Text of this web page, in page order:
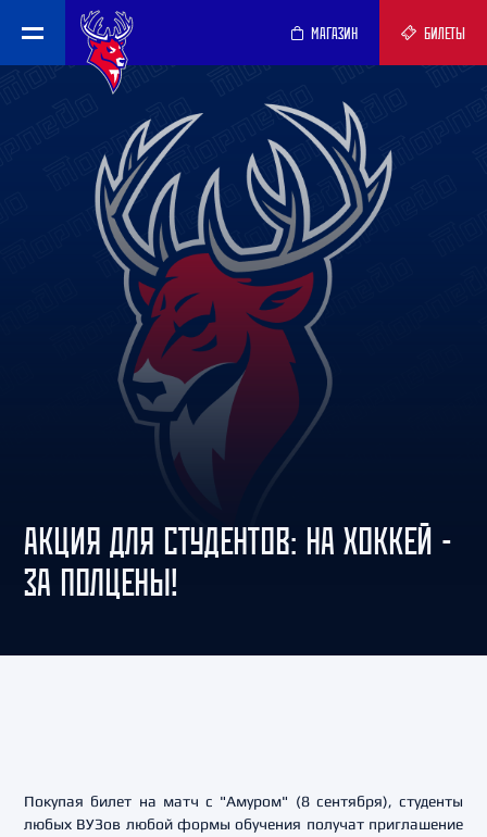
МАГАЗИН БИЛЕТЫ
АКЦИЯ ДЛЯ СТУДЕНТОВ: НА ХОККЕЙ -
ЗА ПОЛЦЕНЫ!
Покупая билет на матч с "Амуром" (8 сентября), студенты
любых ВУЗов любой формы обучения получат приглашение